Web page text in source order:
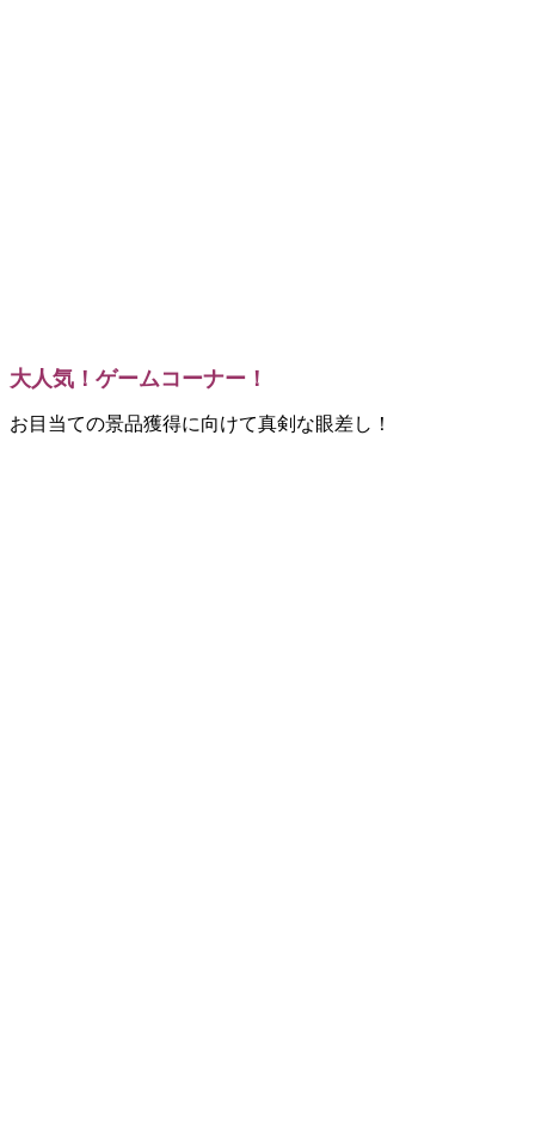
大人気！ゲームコーナー！
お目当ての景品獲得に向けて真剣な眼差し！